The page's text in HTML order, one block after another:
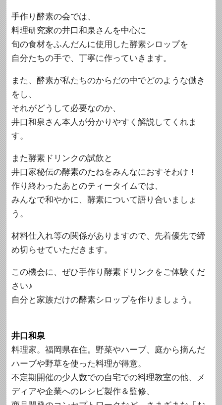
手作り酵素の会では、
料理研究家の井口和泉さんを中心に
旬の食材をふんだんに使用した酵素シロップを
自分たちの手で、丁寧に作っていきます。
また、酵素が私たちのからだの中でどのような働き
をし、
それがどうして必要なのか、
井口和泉さん本人が分かりやすく解説してくれま
す。
また酵素ドリンクの試飲と
井口家秘伝の酵素のたねをみんなにおすそわけ！
作り終わったあとのティータイムでは、
みんなで和やかに、酵素について語り合いましょ
う。
材料仕入れ等の関係がありますので、先着優先で締
め切らせていただきます。
この機会に、ぜひ手作り酵素ドリンクをご体験くだ
さい♪
自分と家族だけの酵素シロップを作りましょう。
井口和泉
料理家。福岡県在住。野菜やハーブ、庭から摘んだ
ハーブや野草を使った料理が得意。
不定期開催の少人数での自宅での料理教室の他、メ
ディアや企業へのレシピ製作＆監修、